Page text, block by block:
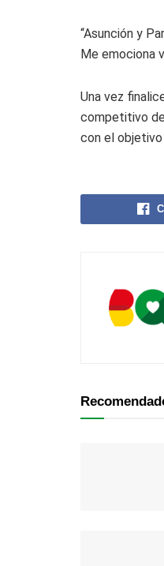
“Asunción y
Me emociona
Una vez
competitivo
con el objetivo